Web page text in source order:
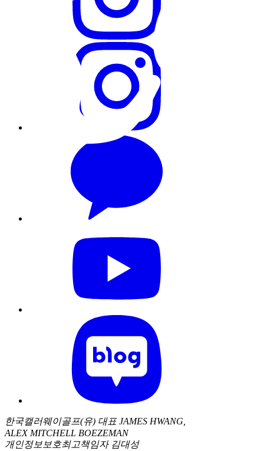
한국캘러웨이골프(유) 대표 JAMES HWANG,
ALEX MITCHELL BOEZEMAN
개인정보보호최고책임자 김대성